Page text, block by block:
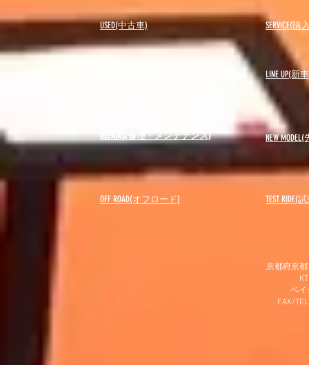
USED(中古車) SERVICE(
LINE UP(新
REPAIRS(修理・メンテナンス) NEW MODEL(
OFF ROAD(オフロード) ​TEST RIDE(
京都府京
ベイ
FAX/